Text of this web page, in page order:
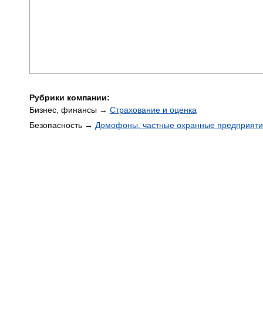
Рубрики компании:
Бизнес, финансы → Страхование и оценка
Безопасность → Домофоны, частные охранные